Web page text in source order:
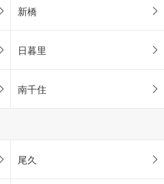
新橋
日暮里
南千住
尾久